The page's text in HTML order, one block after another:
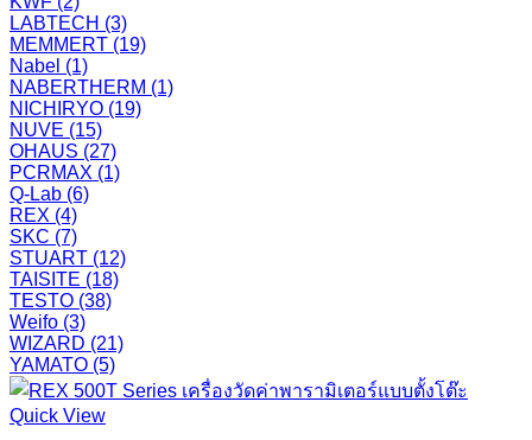
LABTECH (3)
MEMMERT (19)
Nabel (1)
NABERTHERM (1)
NICHIRYO (19)
NUVE (15)
OHAUS (27)
PCRMAX (1)
Q-Lab (6)
REX (4)
SKC (7)
STUART (12)
TAISITE (18)
TESTO (38)
Weifo (3)
WIZARD (21)
YAMATO (5)
Quick View